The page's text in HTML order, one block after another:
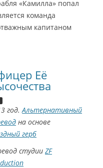
«Камилла» попал
команда
капитаном
Её
год. Альтернативный
на основе
герб
студии ZF